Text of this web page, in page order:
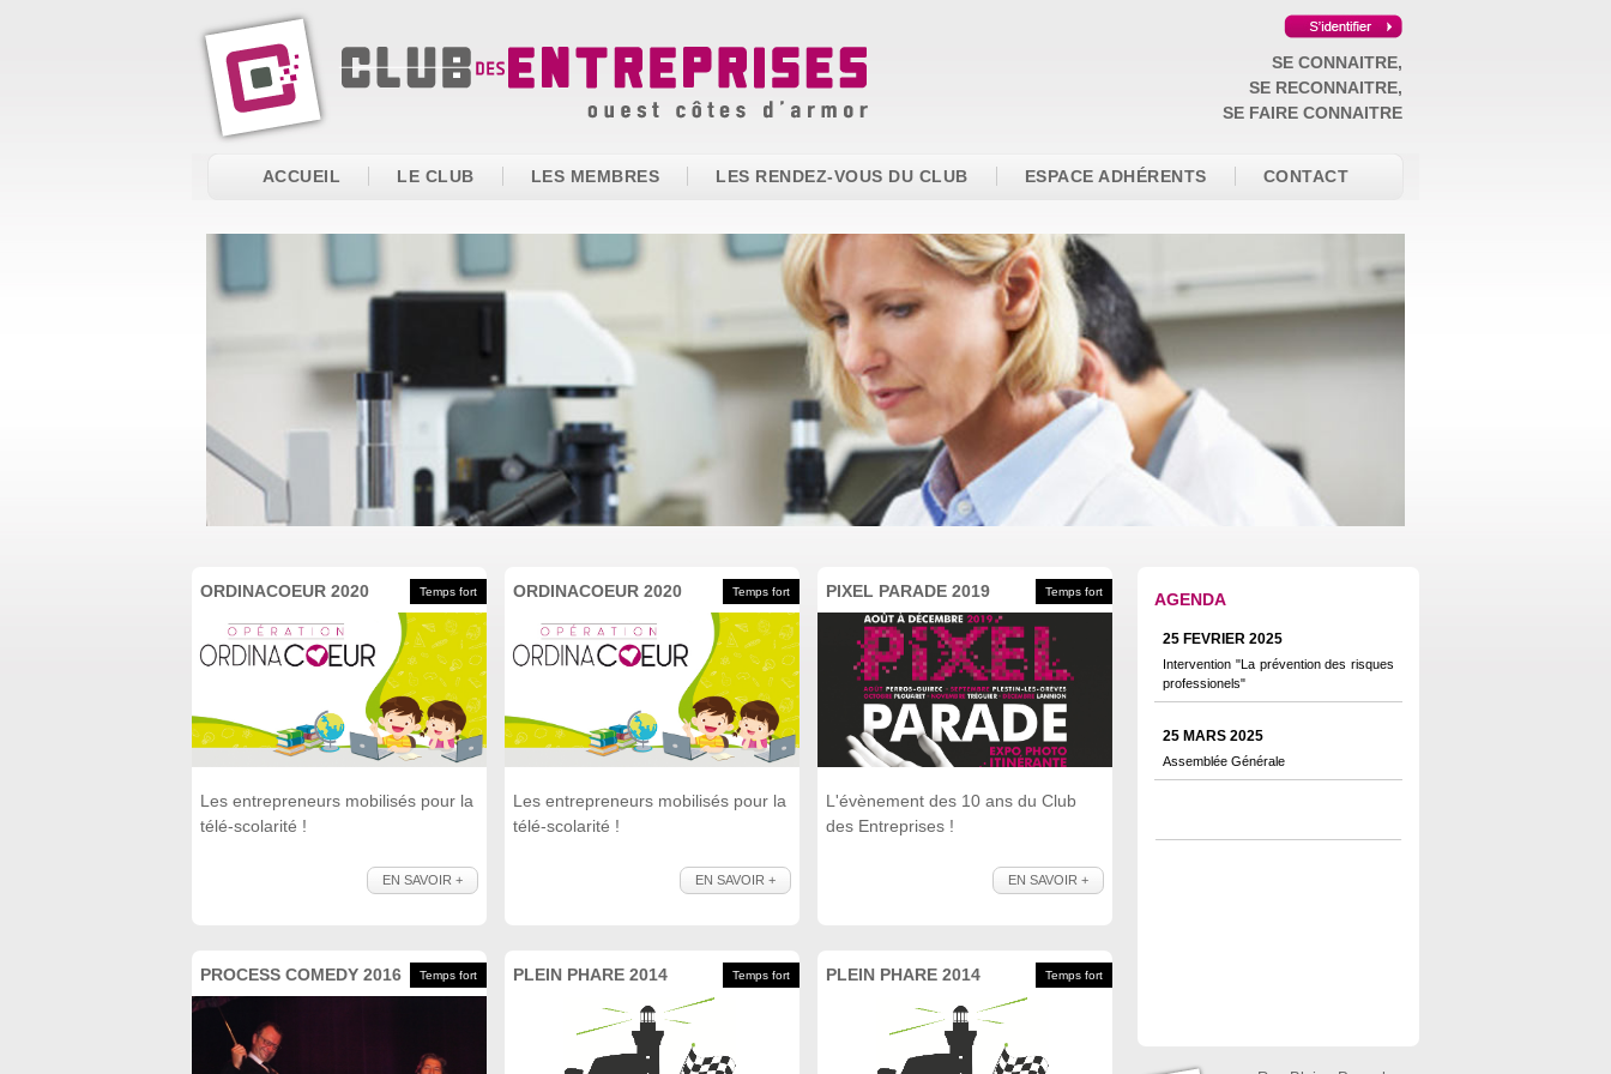
SE CONNAITRE,
SE RECONNAITRE,
SE FAIRE CONNAITRE
ACCUEIL LE CLUB LES MEMBRES LES RENDEZ-VOUS DU CLUB ESPACE ADHÉRENTS CONTACT
Temps fort
ORDINACOEUR 2020
Les entrepreneurs mobilisés pour la
télé-scolarité !
EN SAVOIR +
Temps fort
ORDINACOEUR 2020
Les entrepreneurs mobilisés pour la
télé-scolarité !
EN SAVOIR +
Temps fort
PIXEL PARADE 2019
L'évènement des 10 ans du Club
des Entreprises !
EN SAVOIR +
Temps fort
PROCESS COMEDY 2016 Temps fort
PLEIN PHARE 2014 Temps fort
PLEIN PHARE 2014
AGENDA
25 FEVRIER 2025
Intervention "La prévention des risques
professionels"
25 MARS 2025
Assemblée Générale